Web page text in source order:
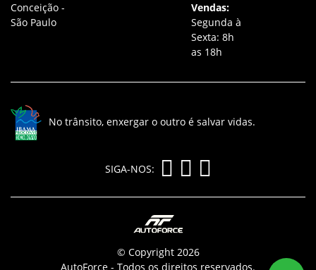
Conceição -
São Paulo
Vendas:
Segunda à
Sexta: 8h
as 18h
No trânsito, enxergar o outro é salvar vidas.
SIGA-NOS:
© Copyright 2026
AutoForce - Todos os direitos reservados.